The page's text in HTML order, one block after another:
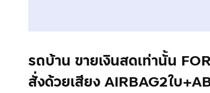
รถบ้าน ขายเงินสดเท่านั้น
สั่งด้วยเสียง AIRBAG2ใบ